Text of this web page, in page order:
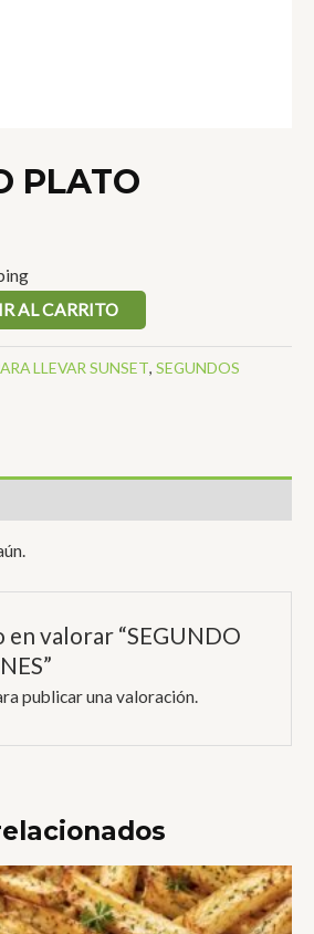
PLATO
AL CARRITO
LLEVAR SUNSET, SEGUNDOS
en valorar “SEGUNDO
publicar una valoración.